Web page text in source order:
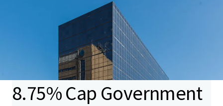
8.75% Cap Government